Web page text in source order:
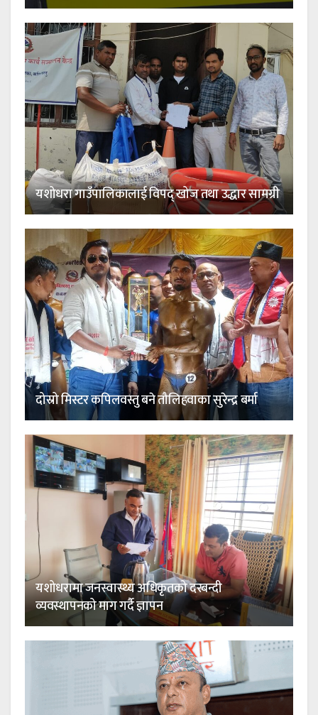
यशोधरा गाउँपालिकालाई विपद् खोज तथा उद्धार सामग्री
दोस्रो मिस्टर कपिलवस्तु बने तौलिहवाका सुरेन्द्र बर्मा
यशोधरामा जनस्वास्थ्य अधिकृतको दरबन्दी
व्यवस्थापनको माग गर्दै ज्ञापन